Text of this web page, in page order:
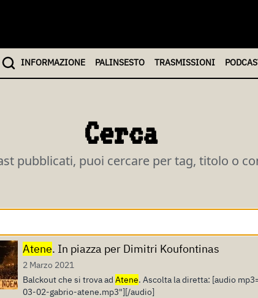
INFORMAZIONE PALINSESTO TRASMISSIONI
Cerca
pubblicati, puoi cercare per tag, titolo o
Atene. In piazza per Dimitri Koufontinas
2 Marzo 2021
Balckout che si trova ad Atene. Ascolta la diretta: [audio
03-02-gabrio-atene.mp3"][/audio]